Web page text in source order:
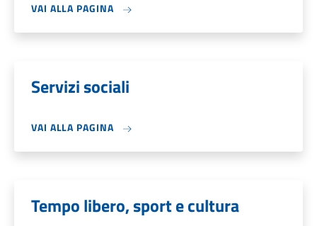
VAI ALLA PAGINA
Servizi sociali
VAI ALLA PAGINA
Tempo libero, sport e cultura